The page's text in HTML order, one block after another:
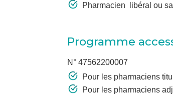
Pharmacien libéral ou
Programme
N° 47562200007
Pour les pharmaciens
Pour les pharmaciens